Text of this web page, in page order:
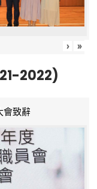
› »
2022)
會致辭